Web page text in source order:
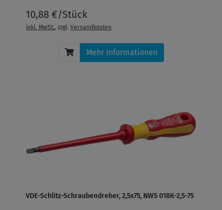
10,88 €/Stück
inkl. MwSt., zzgl.Versandkosten
Mehr Informationen
VDE-Schlitz-Schraubendreher, 2,5x75, NWS 018K-2,5-75